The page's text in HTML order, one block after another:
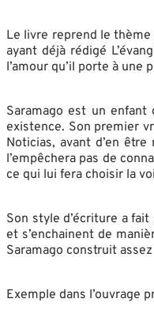
Le livre reprend le thème
ayant déjà rédigé
l’amour qu’il porte à
Saramago est un
existence. Son premier
Noticias, avant d’en
l’empêchera pas de
ce qui lui fera choisir la
Son style d’écriture a
et s’enchainent de
Saramago construit
Exemple dans l’ouvrage